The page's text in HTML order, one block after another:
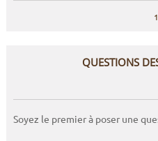
1
QUESTIONS
Soyez le premier à poser une